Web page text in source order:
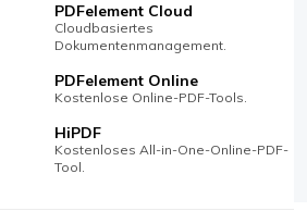
PDFelement Cloud
Cloudbasiertes
Dokumentenmanagement.
PDFelement Online
Kostenlose Online-PDF-Tools.
HiPDF
Kostenloses All-in-One-Online-PDF-
Tool.